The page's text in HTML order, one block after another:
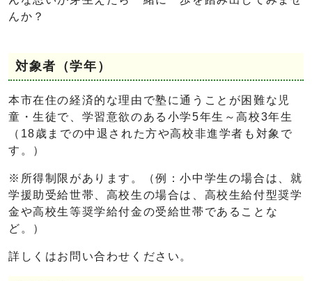
んか？
対象者（学年）
本市在住の経済的な理由で塾に通うことが困難な児
童・生徒で、学習意欲のある小学5年生～高校3年生
（18歳までの中退された方や高校非進学者も対象で
す。）
※所得制限があります。（例：小中学生の場合は、就
学援助受給世帯、高校生の場合は、高校生給付型奨学
金や高校生等奨学給付金の受給世帯であることな
ど。）
詳しくはお問い合わせください。